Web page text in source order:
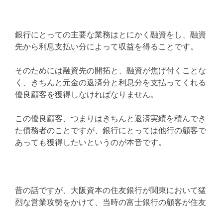
銀行にとっての主要な業務はとにかく融資をし、融資
先から利息支払い分によって収益を得ることです。
そのためには融資先の開拓と、融資が焦げ付くことな
く、きちんと元金の返済分と利息分を支払ってくれる
優良顧客を獲得しなければなりません。
この優良顧客、つまりはきちんと返済実績を積んでき
た債務者のことですが、銀行にとっては他行の顧客で
あっても獲得したいというのが本音です。
昔の話ですが、大阪資本の住友銀行が関東において猛
烈な営業攻勢をかけて、当時の富士銀行の顧客が住友